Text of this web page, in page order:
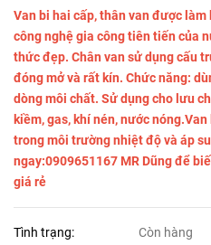
Van bi hai cấp, thân van được
công nghệ gia công tiên tiến của
thức đẹp. Chân van sử dụng cấu
đóng mở và rất kín. Chức năng:
dòng môi chất. Sử dụng cho lưu
kiềm, gas, khí nén, nước
trong môi trường nhiệt độ và áp
ngay:0909651167 MR Dũng để
giá rẻ
Tình trạng: Còn hàng